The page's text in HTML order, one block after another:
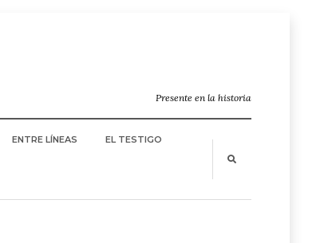
Presente en la historia
ENTRE LÍNEAS EL TESTIGO